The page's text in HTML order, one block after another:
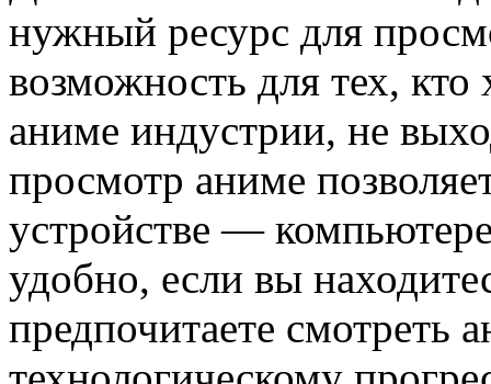
нужный ресурс для
возможность для тех, кто
аниме индустрии, не
просмотр аниме
устройстве —
удобно, если вы
предпочитаете смотреть